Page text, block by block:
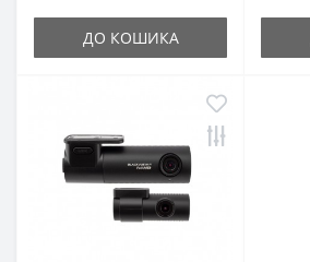
ДО КОШИКА